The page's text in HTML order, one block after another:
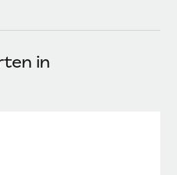
globale HR & Compliance
Global-HR-Funktionen in deine
und KI-Automatisierung
in